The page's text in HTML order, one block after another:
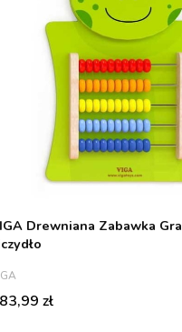
Drewniana Zabawka Gra Ścienna -
zł